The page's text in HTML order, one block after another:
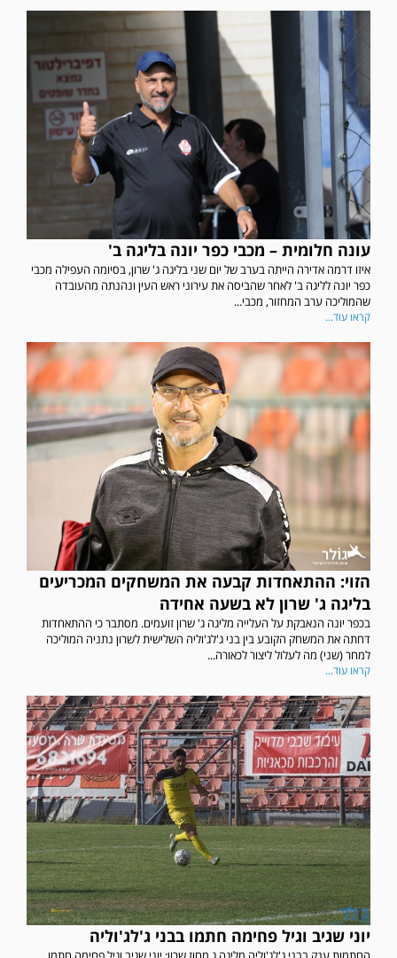
עונה חלומית – מכבי כפר יונה בליגה ב'
איזו דרמה אדירה הייתה בערב של יום שני בליגה ג' שרון, בסיומה העפילה מכבי
כפר יונה לליגה ב' לאחר שהביסה את עירוני ראש העין ונהנתה מהעובדה
שהמוליכה ערב המחזור, מכבי...
קראו עוד...
הזוי: ההתאחדות קבעה את המשחקים המכריעים
בליגה ג' שרון לא בשעה אחידה
בכפר יונה הנאבקת על העלייה מליגה ג' שרון זועמים. מסתבר כי ההתאחדות
דחתה את המשחק הקובע בין בני ג'לג'וליה השלישית לשרון נתניה המוליכה
למחר (שני) מה לעלול ליצור לכאורה...
קראו עוד...
יוני שגיב וגיל פחימה חתמו בבני ג'לג'וליה